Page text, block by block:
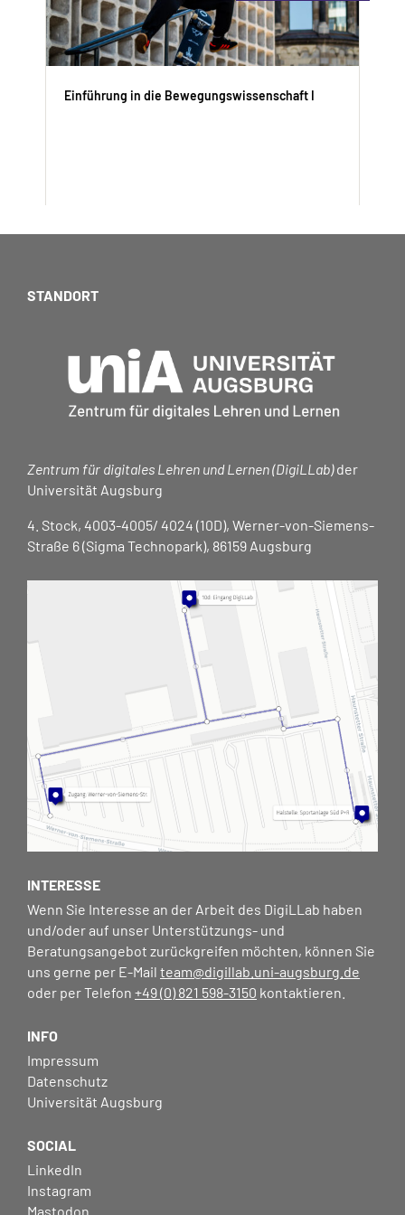
Einführung in die Bewegungswissenschaft I
STANDORT
Zentrum für digitales Lehren und Lernen (DigiLLab)der
Universität Augsburg
4. Stock, 4003-4005/ 4024 (10D), Werner-von-Siemens-
Straße 6 (Sigma Technopark), 86159 Augsburg
INTERESSE
Wenn Sie Interesse an der Arbeit des DigiLLab haben
und/oder auf unser Unterstützungs- und
Beratungsangebot zurückgreifen möchten, können Sie
uns gerne per E-Mail team@digillab.uni-augsburg.de
oder per Telefon +49 (0) 821 598-3150 kontaktieren.
INFO
Impressum
Datenschutz
Universität Augsburg
SOCIAL
LinkedIn
Instagram
Mastodon